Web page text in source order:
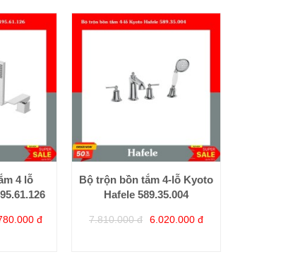
4 lỗ
đ
Bộ trộn bồn tắm 4-lỗ Kyoto
Hafele 589.35.004
7.810.000 đ 6.020.000 đ